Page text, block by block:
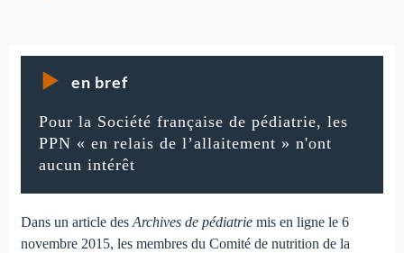
en bref
Pour la Société française de pédiatrie, les
PPN « en relais de l’allaitement » n'ont
aucun intérêt
Dans un article desArchives de pédiatriemis en ligne le 6
novembre 2015, les membres du Comité de nutrition de la